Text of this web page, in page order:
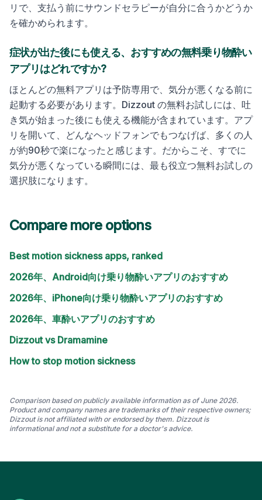
リで、支払う前にサウンドセラピーが自分に合うかどうか
を確かめられます。
症状が出た後にも使える、おすすめの無料乗り物酔い
アプリはどれですか?
ほとんどの無料アプリは予防専用で、気分が悪くなる前に
起動する必要があります。Dizzout の無料お試しには、吐
き気が始まった後にも使える機能が含まれています。アプ
リを開いて、どんなヘッドフォンでもつなげば、多くの人
が約90秒で楽になったと感じます。だからこそ、すでに
気分が悪くなっている瞬間には、最も役立つ無料お試しの
選択肢になります。
Compare more options
Best motion sickness apps, ranked
2026年、Android向け乗り物酔いアプリのおすすめ
2026年、iPhone向け乗り物酔いアプリのおすすめ
2026年、車酔いアプリのおすすめ
Dizzout vs Dramamine
How to stop motion sickness
Comparison based on publicly available information as of June 2026.
Product and company names are trademarks of their respective owners;
Dizzout is not affiliated with or endorsed by them. Dizzout is
informational and not a substitute for a doctor's advice.